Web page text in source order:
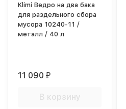
Klimi Ведро на два бака
для раздельного сбора
мусора 10240-11 /
металл / 40 л
11 090₽
В корзину